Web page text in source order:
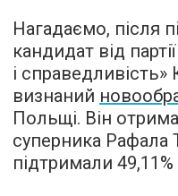
Нагадаємо, після
кандидат від
і
визнаний
Польщі. Він
суперника Рафала
підтримали